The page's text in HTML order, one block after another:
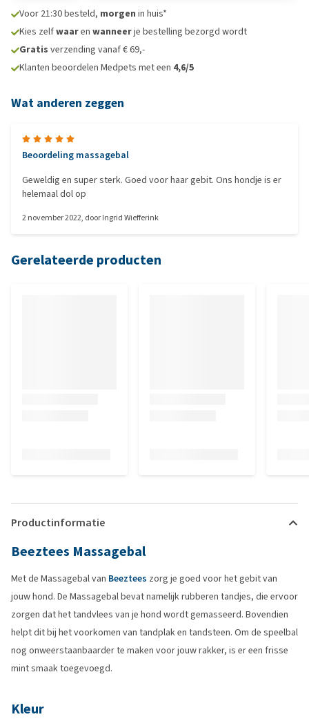
Voor 21:30 besteld, morgen in huis*
Kies zelfwaaren wanneerje bestelling bezorgd wordt
Gratis verzending vanaf € 69,-
Klanten beoordelen Medpets met een 4,6/5
Wat anderen zeggen
Beoordeling massagebal
Geweldig en super sterk. Goed voor haar gebit. Ons hondje is er
helemaal dol op
2 november 2022, doorIngrid Wiefferink
Gerelateerde producten
Productinformatie
Beeztees Massagebal
Met de Massagebal van Beeztees zorg je goed voor het gebit van
jouw hond. De Massagebal bevat namelijk rubberen tandjes, die ervoor
zorgen dat het tandvlees van je hond wordt gemasseerd. Bovendien
helpt dit bij het voorkomen van tandplak en tandsteen. Om de speelbal
nog onweerstaanbaarder te maken voor jouw rakker, is er een frisse
mint smaak toegevoegd.
Kleur